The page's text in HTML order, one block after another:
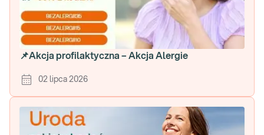
📌Akcja profilaktyczna – Akcja Alergie
02 lipca 2026